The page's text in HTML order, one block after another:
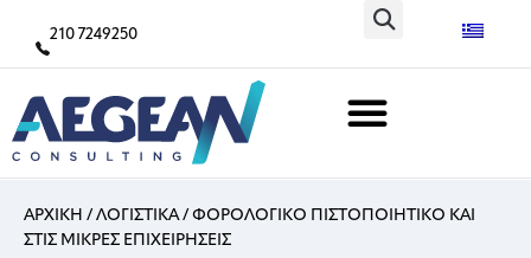
210 7249250
ΑΡΧΙΚΗ / ΛΟΓΙΣΤΙΚΑ/ ΦΟΡΟΛΟΓΙΚΟ ΠΙΣΤΟΠΟΙΗΤΙΚΟ ΚΑΙ
ΣΤΙΣ ΜΙΚΡΕΣ ΕΠΙΧΕΙΡΗΣΕΙΣ